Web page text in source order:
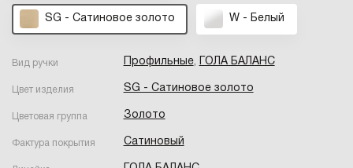
SG - Сатиновое золото W - Белый
Вид ручки Профильные, ГОЛА БАЛАНС
Цвет изделия SG - Сатиновое золото
Цветовая группа Золото
Фактура покрытия Сатиновый